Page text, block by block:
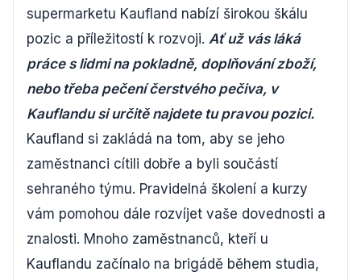
supermarketu Kaufland nabízí širokou škálu
pozic a příležitostí k rozvoji. Ať už vás láká
práce s lidmi na pokladně, doplňování zboží,
nebo třeba pečení čerstvého pečiva, v
Kauflandu si určitě najdete tu pravou pozici.
Kaufland si zakládá na tom, aby se jeho
zaměstnanci cítili dobře a byli součástí
sehraného týmu. Pravidelná školení a kurzy
vám pomohou dále rozvíjet vaše dovednosti a
znalosti. Mnoho zaměstnanců, kteří u
Kauflandu začínalo na brigádě během studia,